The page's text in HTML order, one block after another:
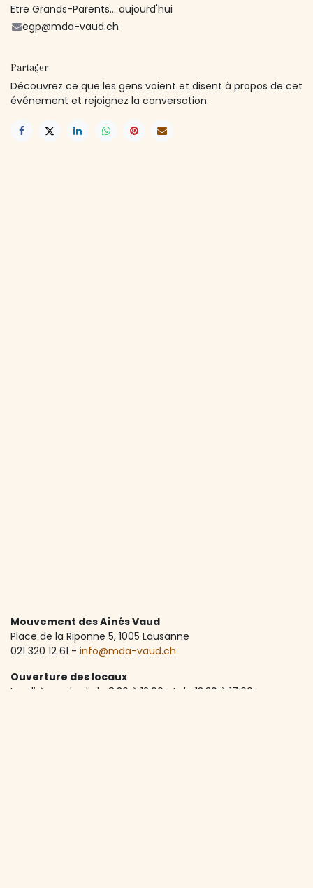
Etre Grands-Parents... aujourd'hui
egp@mda-vaud.ch
Partager
Découvrez ce que les gens voient et disent à propos de cet
événement et rejoignez la conversation.
Mouvement des Aînés Vaud
Place de la Riponne 5, ​1005 Lausanne
021 320 12 61 - info@mda-vaud.ch
Ouverture des locaux
Lundi à vendredi de 8:30 à 12:00 et de 13:30 à 17:00